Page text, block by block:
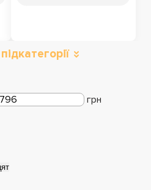
грн